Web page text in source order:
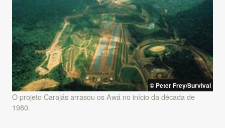
© Peter Frey/Survival
O projeto Carajás arrasou os Awá no início da década de
1980.